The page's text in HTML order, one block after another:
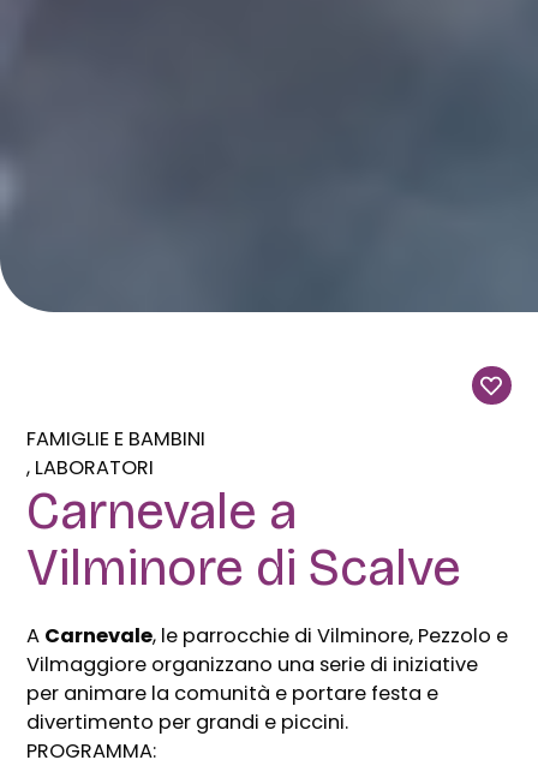
FAMIGLIE E BAMBINI
LABORATORI
Carnevale a
Vilminore di Scalve
A Carnevale, le parrocchie di Vilminore, Pezzolo e
Vilmaggiore organizzano una serie di iniziative
per animare la comunità e portare festa e
divertimento per grandi e piccini.
PROGRAMMA: